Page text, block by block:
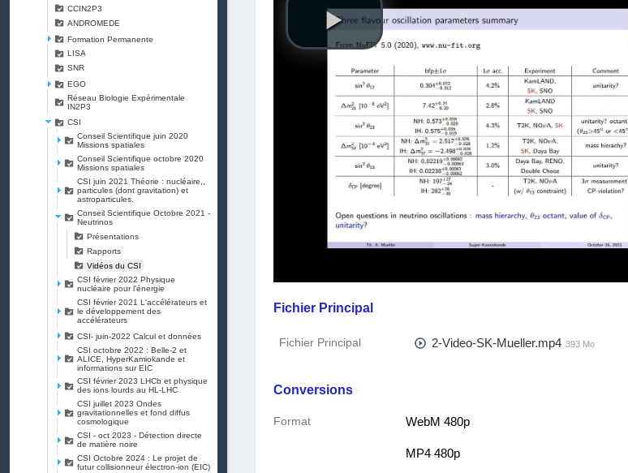
CCIN2P3
ANDROMEDE
Formation Permanente
LISA
SNR
EGO
Réseau Biologie Expérimentale
IN2P3
CSI
Conseil Scientifique juin 2020
Missions spatiales
Conseil Scientifique octobre 2020
Missions spatiales
CSI juin 2021 Théorie : nucléaire,,
particules (dont gravitation) et
astroparticules.
Conseil Scientifique Octobre 2021 -
Neutrinos
Présentations
Rapports
Vidéos du CSI
CSI février 2022 Physique
nucléaire pour l'énergie
CSI février 2021 L'accélérateurs et
le développement des
accélérateurs
CSI- juin-2022 Calcul et données
CSI octobre 2022 : Belle-2 et
ALICE, HyperKamiokande et
informations sur EIC
CSI février 2023 LHCb et physique
des ions lourds au HL-LHC
CSI juillet 2023 Ondes
gravitationnelles et fond diffus
cosmologique
CSI - oct 2023 - Détection directe
de matière noire
CSI Octobre 2024 : Le projet de
futur collisionneur électron-ion (EIC)
Fichier Principal
Fichier Principal 2-Video-SK-Mueller.mp4 393 Mo
Conversions
Format WebM 480p
MP4 480p